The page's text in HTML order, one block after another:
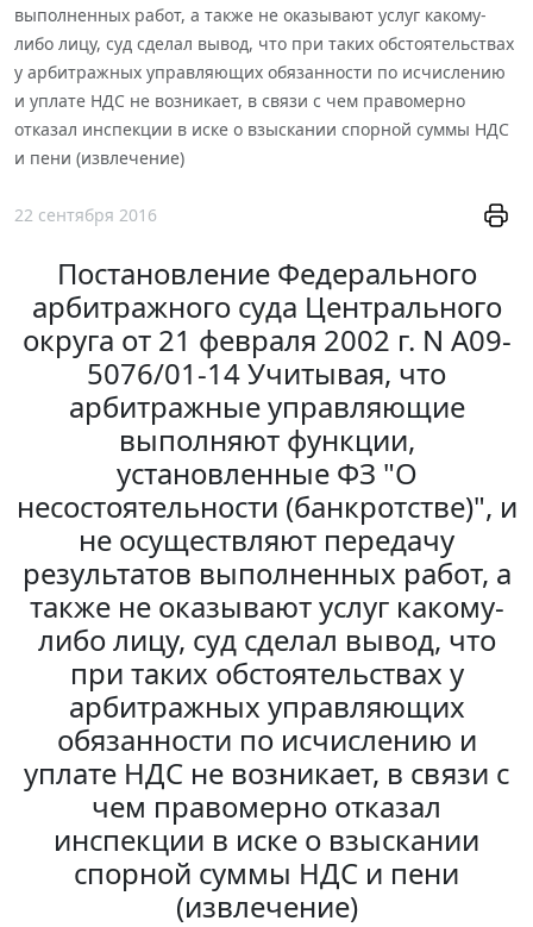
выполненных работ, а также не оказывают услуг какому-
либо лицу, суд сделал вывод, что при таких обстоятельствах
у арбитражных управляющих обязанности по исчислению
и уплате НДС не возникает, в связи с чем правомерно
отказал инспекции в иске о взыскании спорной суммы НДС
и пени (извлечение)
22 сентября 2016
Постановление Федерального
арбитражного суда Центрального
округа от 21 февраля 2002 г. N А09-
5076/01-14 Учитывая, что
арбитражные управляющие
выполняют функции,
установленные ФЗ "О
несостоятельности (банкротстве)", и
не осуществляют передачу
результатов выполненных работ, а
также не оказывают услуг какому-
либо лицу, суд сделал вывод, что
при таких обстоятельствах у
арбитражных управляющих
обязанности по исчислению и
уплате НДС не возникает, в связи с
чем правомерно отказал
инспекции в иске о взыскании
спорной суммы НДС и пени
(извлечение)